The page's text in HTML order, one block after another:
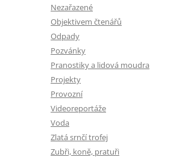
Nezařazené
Objektivem čtenářů
Odpady
Pozvánky
Pranostiky a lidová moudra
Projekty
Provozní
Videoreportáže
Voda
Zlatá srnčí trofej
Zubři, koně, pratuři